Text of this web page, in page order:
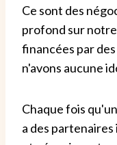
Ce sont des
profond sur
financées par
n'avons aucune
Chaque fois
a des